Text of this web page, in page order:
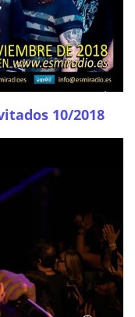
10/2018